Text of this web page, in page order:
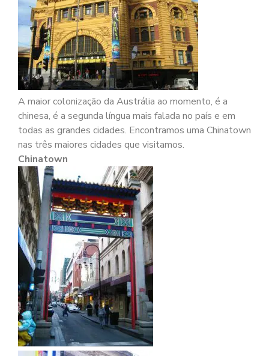
A maior colonização da Austrália ao momento, é a
chinesa, é a segunda língua mais falada no país e em
todas as grandes cidades. Encontramos uma Chinatown
nas três maiores cidades que visitamos.
Chinatown